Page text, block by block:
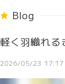
Blog
軽く羽織れる
2026/05/23 17:17